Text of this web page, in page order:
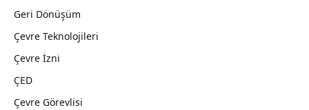
Geri Dönüşüm
Çevre Teknolojileri
Çevre İzni
ÇED
Çevre Görevlisi